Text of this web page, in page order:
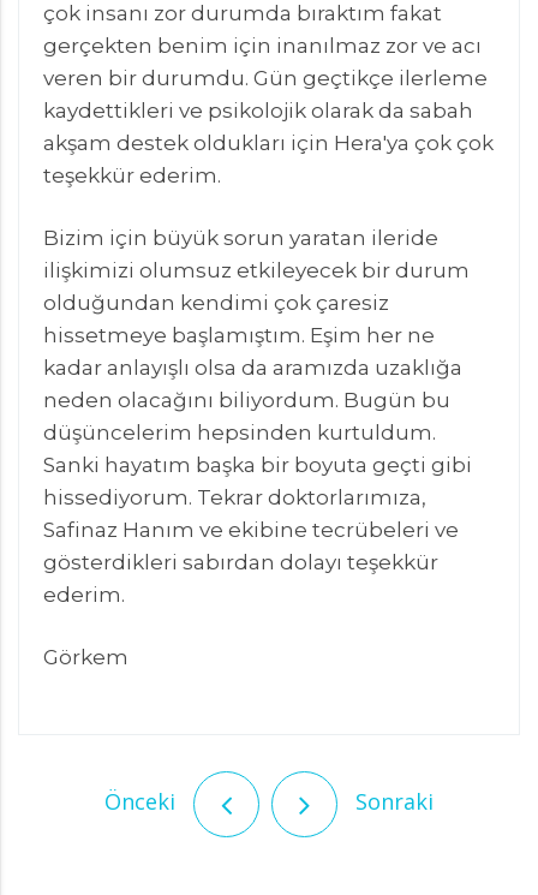
çok insanı zor durumda bıraktım fakat
gerçekten benim için inanılmaz zor ve acı
veren bir durumdu. Gün geçtikçe ilerleme
kaydettikleri ve psikolojik olarak da sabah
akşam destek oldukları için Hera'ya çok çok
teşekkür ederim.
Bizim için büyük sorun yaratan ileride
ilişkimizi olumsuz etkileyecek bir durum
olduğundan kendimi çok çaresiz
hissetmeye başlamıştım. Eşim her ne
kadar anlayışlı olsa da aramızda uzaklığa
neden olacağını biliyordum. Bugün bu
düşüncelerim hepsinden kurtuldum.
Sanki hayatım başka bir boyuta geçti gibi
hissediyorum. Tekrar doktorlarımıza,
Safinaz Hanım ve ekibine tecrübeleri ve
gösterdikleri sabırdan dolayı teşekkür
ederim.
Görkem
Önceki Sonraki